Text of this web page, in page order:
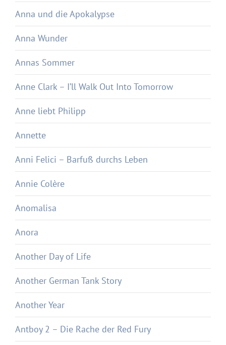
Anna und die Apokalypse
Anna Wunder
Annas Sommer
Anne Clark – I’ll Walk Out Into Tomorrow
Anne liebt Philipp
Annette
Anni Felici – Barfuß durchs Leben
Annie Colère
Anomalisa
Anora
Another Day of Life
Another German Tank Story
Another Year
Antboy 2 – Die Rache der Red Fury